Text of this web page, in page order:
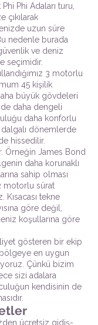
Phi Adaları turu,
çıkılarak
uzun süre
nedenle burada
ve deniz
seçimidir.
3 motorlu
45 kişilik
büyük gövdeleri
daha dengeli
daha konforlu
dönemlerde
hissedilir.
Örneğin James Bond
daha korunaklı
sahip olması
motorlu sürat
Kısacası tekne
göre değil,
koşullarına göre
gösteren bir ekip
en uygun
Çünkü bizim
sizi adalara
kendisinin de
ücretsiz gidiş-